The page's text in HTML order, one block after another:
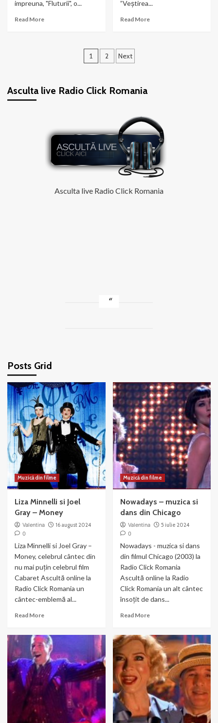
impreuna, "Fluturii", o...
Read MoreRead
Fluturii
”Veștirea...
Read MoreRead
Paginație
1 2 Next
Asculta live Radio Click Romania
Asculta live Radio Click Romania
Posts Grid
Muzică din filme
Liza Minnelli si Joel
Gray – Money
Valentina
16 august 2024
0
Liza Minnelli si Joel Gray –
Money, celebrul cântec din
nu mai puțin celebrul film
Cabaret Ascultă online la
Radio Click Romania un
cântec-emblemă al...
Read MoreRead
Liza
Minnelli
si
Joel
Gray
–
Muzică din filme
Nowadays – muzica si
dans din Chicago
Valentina
5 iulie 2024
0
Nowadays - muzica si dans
din filmul Chicago (2003) la
Radio Click Romania
Ascultă online la Radio
Click Romania un alt cântec
însoțit de dans...
Read MoreRead
Nowadays
–
muzica
si
dans
din
Chicago